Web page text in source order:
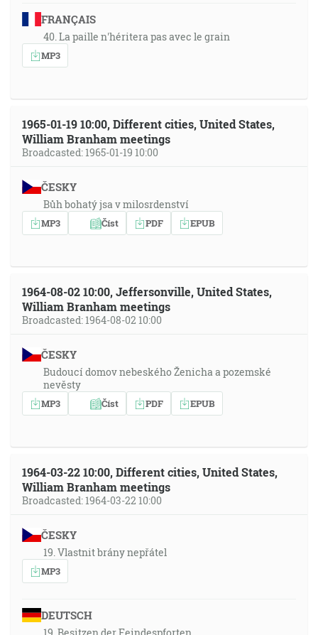
FRANÇAIS
40. La paille n'héritera pas avec le grain
MP3
1965-01-19 10:00, Different cities, United States,
William Branham meetings
Broadcasted: 1965-01-19 10:00
ČESKY
Bůh bohatý jsa v milosrdenství
MP3 Číst PDF EPUB
1964-08-02 10:00, Jeffersonville, United States,
William Branham meetings
Broadcasted: 1964-08-02 10:00
ČESKY
Budoucí domov nebeského Ženicha a pozemské
nevěsty
MP3 Číst PDF EPUB
1964-03-22 10:00, Different cities, United States,
William Branham meetings
Broadcasted: 1964-03-22 10:00
ČESKY
19. Vlastnit brány nepřátel
MP3
DEUTSCH